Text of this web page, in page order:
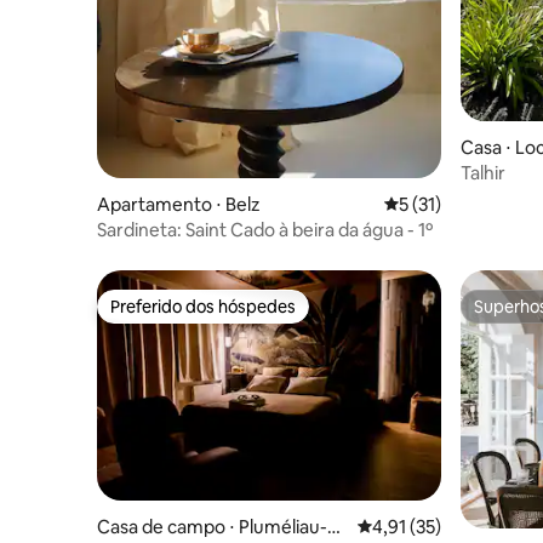
Apartamento ⋅ Belz 5 de uma avaliação
5 (31)
Sardineta: Saint Cado à beira da água - 1º
Casa ⋅
Talhir
Preferido dos hóspedes
Preferido dos hóspedes
Casa de campo ⋅ Pluméliau-Bi
4,91 de uma
4,91 (35)